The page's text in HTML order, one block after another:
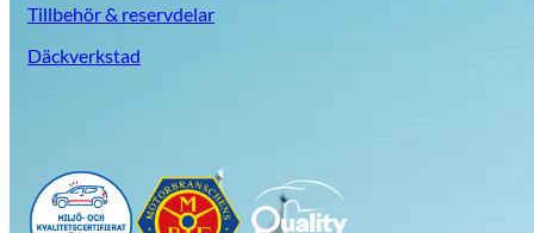
Tillbehör & reservdelar
Däckverkstad